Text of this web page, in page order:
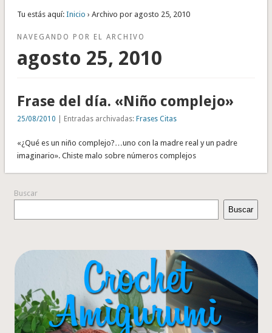
Tu estás aquí: Inicio › Archivo por agosto 25, 2010
NAVEGANDO POR EL ARCHIVO
agosto 25, 2010
Frase del día. «Niño complejo»
25/08/2010 | Entradas archivadas: Frases Citas
«¿Qué es un niño complejo?…uno con la madre real y un padre
imaginario». Chiste malo sobre números complejos
Buscar
Buscar